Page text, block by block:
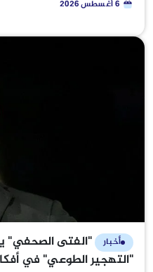
6 أغسطس 2026
أخبار
"الفتى الصحفي"
"التهجير الطوعي" في